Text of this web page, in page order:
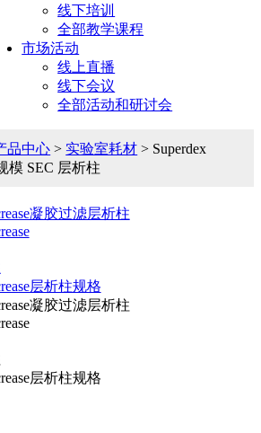
线下培训
全部教学课程
市场活动
线上直播
线下会议
全部活动和研讨会
品中心 > 实验室耗材 > Superdex
模 SEC 层析柱